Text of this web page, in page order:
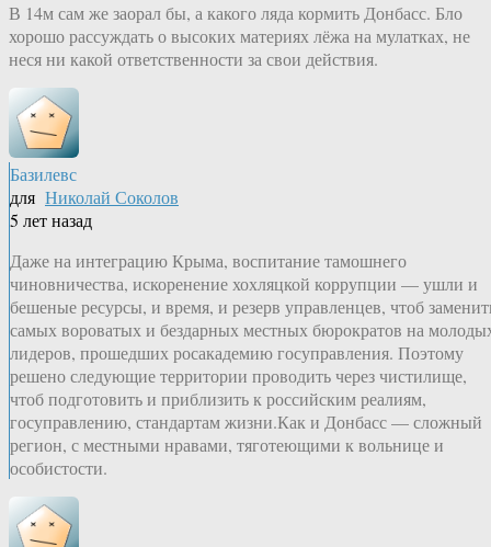
В 14м сам же заорал бы, а какого ляда кормить Донбасс. Бло
хорошо рассуждать о высоких материях лёжа на мулатках, не
неся ни какой ответственности за свои действия.
Базилевс
для Николай Соколов
5 лет назад
Даже на интеграцию Крыма, воспитание тамошнего
чиновничества, искоренение хохляцкой коррупции — ушли и
бешеные ресурсы, и время, и резерв управленцев, чтоб
самых вороватых и бездарных местных бюрократов на
лидеров, прошедших росакадемию госуправления. Поэтому
решено следующие территории проводить через чистилище,
чтоб подготовить и приблизить к российским реалиям,
госуправлению, стандартам жизни.Как и Донбасс — сложный
регион, с местными нравами, тяготеющими к вольнице и
особистости.